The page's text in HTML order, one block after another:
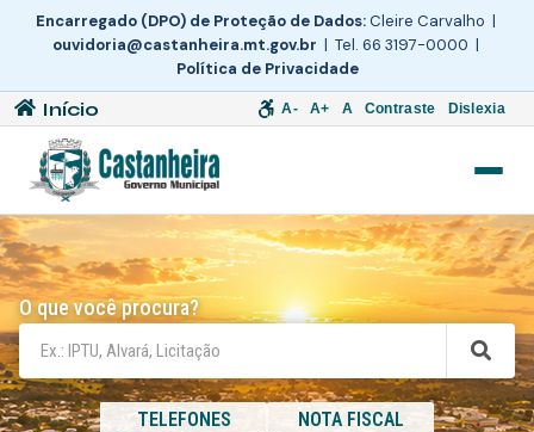
Encarregado (DPO) de Proteção de Dados:Cleire Carvalho |
ouvidoria@castanheira.mt.gov.br | Tel. 66 3197-0000 |
Política de Privacidade
Início A- A+ A Contraste Dislexia
O que você procura?
TELEFONES
NOTA FISCAL